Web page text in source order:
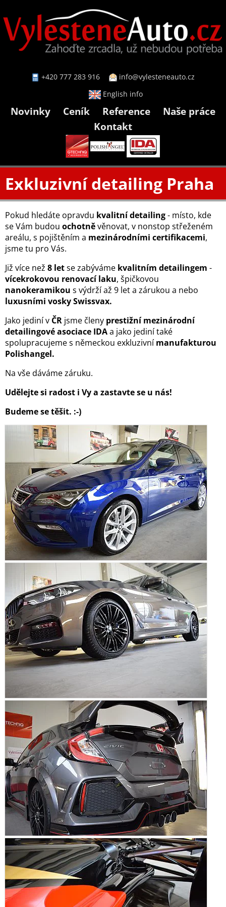
+420 777 283 916
info@vylesteneauto.cz
English info
Novinky Ceník Reference
Naše práce
Kontakt
Exkluzivní detailing Praha
Pokud hledáte opravdu kvalitní detailing- místo, kde
se Vám budou ochotněvěnovat, v nonstop střeženém
areálu, s pojištěním a mezinárodními certifikacemi,
jsme tu pro Vás.
Již více než 8 letse zabýváme kvalitním detailingem -
vícekrokovou renovací laku, špičkovou
nanokeramikou s výdrží až 9 let a zárukou a nebo
luxusními vosky Swissvax.
Jako jediní v ČR jsme členy prestižní mezinárodní
detailingové asociace IDAa jako jediní také
spolupracujeme s německou exkluzivnímanufakturou
Polishangel.
Na vše dáváme záruku.
Udělejte si radost i Vy a zastavte se u nás!
Budeme se těšit. :-)